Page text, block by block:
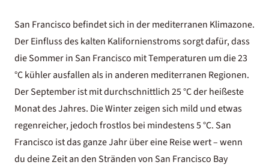
San Francisco befindet sich in der mediterranen Klimazone.
Der Einfluss des kalten Kalifornienstroms sorgt dafür, dass
die Sommer in San Francisco mit Temperaturen um die 23
°C kühler ausfallen als in anderen mediterranen Regionen.
Der September ist mit durchschnittlich 25 °C der heißeste
Monat des Jahres. Die Winter zeigen sich mild und etwas
regenreicher, jedoch frostlos bei mindestens 5 °C. San
Francisco ist das ganze Jahr über eine Reise wert – wenn
du deine Zeit an den Stränden von San Francisco Bay